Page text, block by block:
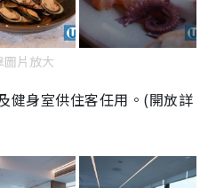
圖片放大
健身室供住客任用。 (開放詳